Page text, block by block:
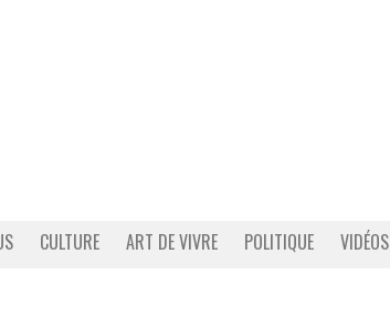
CULTURE ART DE VIVRE POLITIQUE VIDÉOS